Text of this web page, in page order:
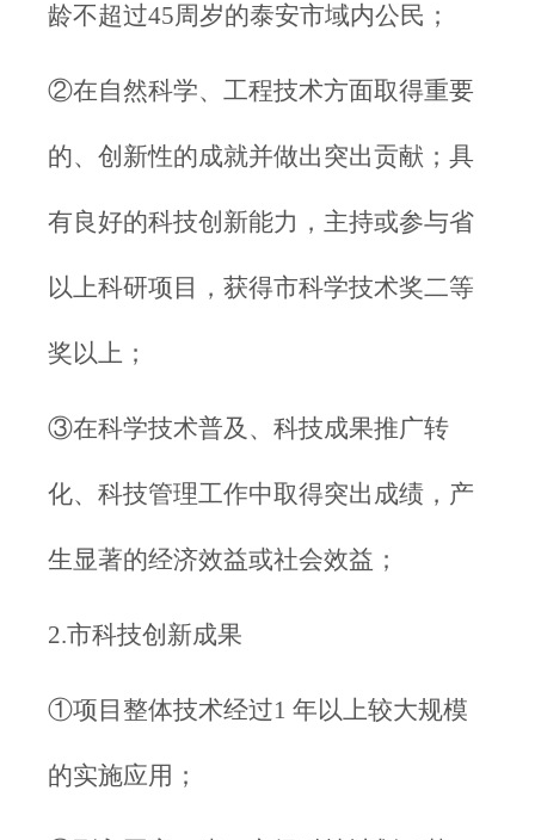
龄不超过45周岁的泰安市域内公民；
②在自然科学、工程技术方面取得重要
的、创新性的成就并做出突出贡献；具
有良好的科技创新能力，主持或参与省
以上科研项目，获得市科学技术奖二等
奖以上；
③在科学技术普及、科技成果推广转
化、科技管理工作中取得突出成绩，产
生显著的经济效益或社会效益；
2.市科技创新成果
①项目整体技术经过1 年以上较大规模
的实施应用；